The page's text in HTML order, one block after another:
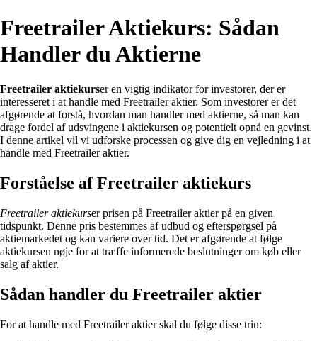
Freetrailer Aktiekurs: Sådan
Handler du Aktierne
Freetrailer aktiekurser en vigtig indikator for investorer, der er
interesseret i at handle med Freetrailer aktier. Som investorer er det
afgørende at forstå, hvordan man handler med aktierne, så man kan
drage fordel af udsvingene i aktiekursen og potentielt opnå en gevinst.
I denne artikel vil vi udforske processen og give dig en vejledning i at
handle med Freetrailer aktier.
Forståelse af Freetrailer aktiekurs
Freetrailer aktiekurser prisen på Freetrailer aktier på en given
tidspunkt. Denne pris bestemmes af udbud og efterspørgsel på
aktiemarkedet og kan variere over tid. Det er afgørende at følge
aktiekursen nøje for at træffe informerede beslutninger om køb eller
salg af aktier.
Sådan handler du Freetrailer aktier
For at handle med Freetrailer aktier skal du følge disse trin: